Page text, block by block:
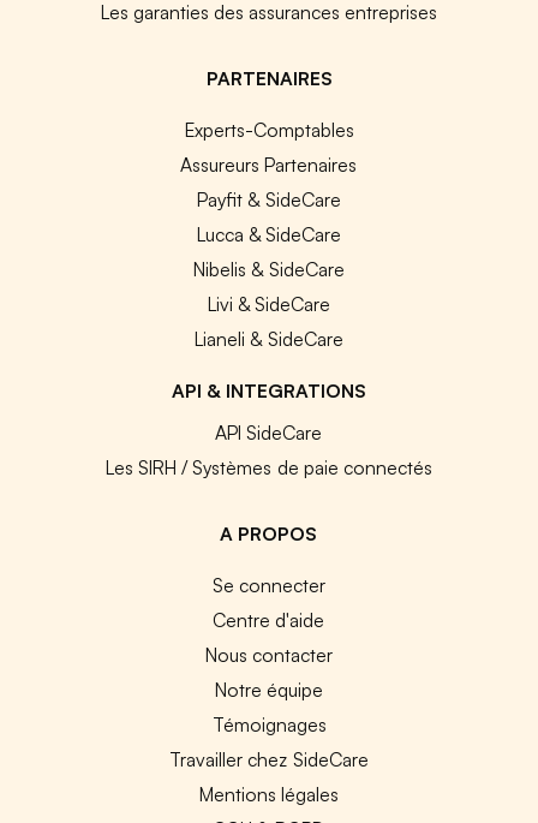
Les garanties des assurances entreprises
PARTENAIRES
Experts-Comptables
Assureurs Partenaires
Payfit & SideCare
Lucca & SideCare
Nibelis & SideCare
Livi & SideCare
Lianeli & SideCare
API & INTEGRATIONS
API SideCare
Les SIRH / Systèmes de paie connectés
A PROPOS
Se connecter
Centre d'aide
Nous contacter
Notre équipe
Témoignages
Travailler chez SideCare
Mentions légales